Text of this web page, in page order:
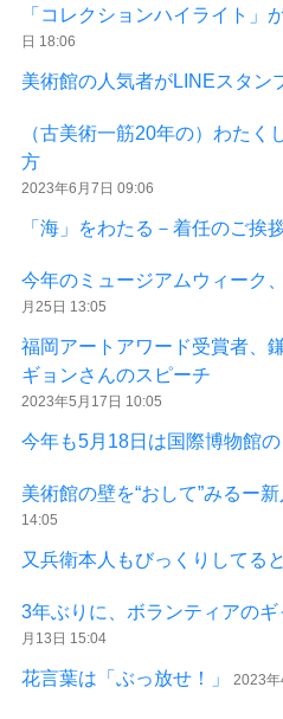
「コレクションハイライト」
日 18:06
美術館の人気者がLINEスタン
（古美術一筋20年の）わたく
方
2023年6月7日 09:06
「海」をわたる－着任のご挨
今年のミュージアムウィーク
月25日 13:05
福岡アートアワード受賞者、
ギョンさんのスピーチ
2023年5月17日 10:05
今年も5月18日は国際博物館の
美術館の壁を“おして”みるー
14:05
又兵衛本人もびっくりしてる
3年ぶりに、ボランティアの
月13日 15:04
花言葉は「ぶっ放せ！」 2023